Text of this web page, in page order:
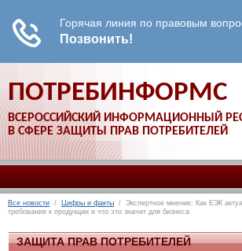
ПОТРЕБИНФОРМС
ВСЕРОССИЙСКИЙ ИНФОРМАЦИОННЫЙ
В СФЕРЕ ЗАЩИТЫ ПРАВ ПОТРЕБИТЕЛЕЙ
Все новости / Цифры и факты / Экспертное мнение: Как ЕЭК
требования к продукции и что это значит для бизнеса
ЗАЩИТА ПРАВ ПОТРЕБИТЕЛЕЙ